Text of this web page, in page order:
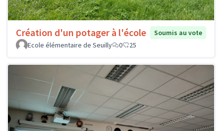
Création d'un potager à l'école
Soumis au vote
Ecole élémentaire de Seuilly
0 25